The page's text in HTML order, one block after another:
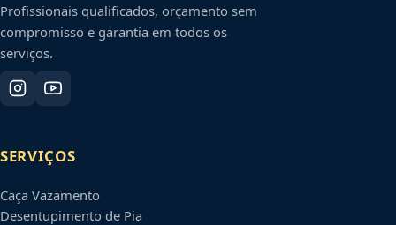
Profissionais qualificados, orçamento sem
compromisso e garantia em todos os
serviços.
SERVIÇOS
Caça Vazamento
Desentupimento de Pia